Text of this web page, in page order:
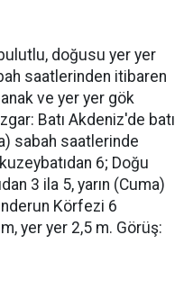
doğusu yer yer
saatlerinden itibaren
ve yer yer gök
Batı Akdeniz'de batı
sabah saatlerinde
6; Doğu
3 ila 5, yarın (Cuma)
Körfezi 6
yer yer 2,5 m. Görüş: